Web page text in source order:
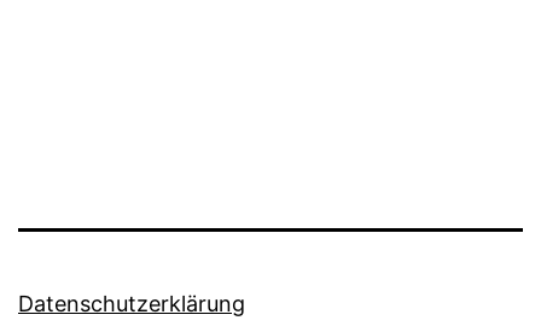
Datenschutzerklärung